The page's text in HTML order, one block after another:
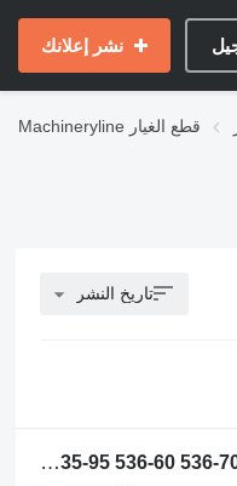
نشر إعلانك
Machineryline قطع الغيار
تاريخ النشر
مبرد الزيت Maximus NCP1947C لـ رافعة تلسكوبية JCB 536-70 540-140 531-70 533-105 535-95 536-60 536-70 540-170 541-70 550-140